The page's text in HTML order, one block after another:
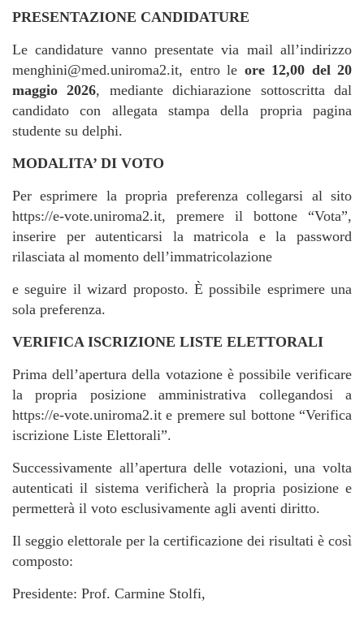
PRESENTAZIONE CANDIDATURE
Le candidature vanno presentate via mail all’indirizzo
menghini@med.uniroma2.it, entro le ore 12,00 del 20
maggio 2026, mediante dichiarazione sottoscritta dal
candidato con allegata stampa della propria pagina
studente su delphi.
MODALITA’ DI VOTO
Per esprimere la propria preferenza collegarsi al sito
https://e-vote.uniroma2.it, premere il bottone “Vota”,
inserire per autenticarsi la matricola e la password
rilasciata al momento dell’immatricolazione
e seguire il wizard proposto. È possibile esprimere una
sola preferenza.
VERIFICA ISCRIZIONE LISTE ELETTORALI
Prima dell’apertura della votazione è possibile verificare
la propria posizione amministrativa collegandosi a
https://e-vote.uniroma2.it e premere sul bottone “Verifica
iscrizione Liste Elettorali”.
Successivamente all’apertura delle votazioni, una volta
autenticati il sistema verificherà la propria posizione e
permetterà il voto esclusivamente agli aventi diritto.
Il seggio elettorale per la certificazione dei risultati è così
composto:
Presidente: Prof. Carmine Stolfi,